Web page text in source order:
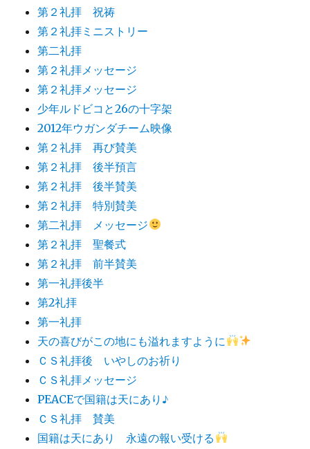
第２礼拝 祝祷
第２礼拝ミニストリー
第二礼拝
第２礼拝メッセージ
第２礼拝メッセージ
少年ルドビコと26の十字架
2012年ウガンダチーム映像
第２礼拝 再び賛美
第２礼拝 後半預言
第２礼拝 後半賛美
第２礼拝 特別賛美
第二礼拝 メッセージ
第２礼拝 聖餐式
第２礼拝 前半賛美
第一礼拝後半
第2礼拝
第一礼拝
天の喜びがこの地にも溢れますように
ＣＳ礼拝後 いやしのお祈り
ＣＳ礼拝メッセージ
PEACEで国籍は天にあり♪
ＣＳ礼拝 賛美
国籍は天にあり 永遠の報い受ける